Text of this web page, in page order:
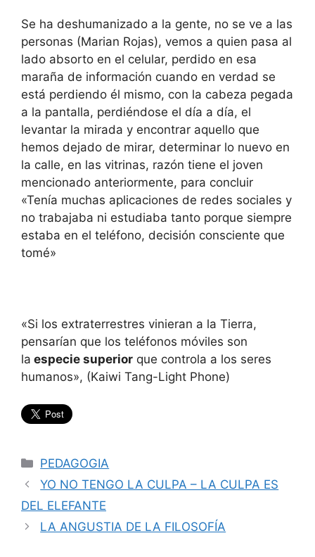
Se ha deshumanizado a la gente, no se ve a las
personas (Marian Rojas), vemos a quien pasa al
lado absorto en el celular, perdido en esa
maraña de información cuando en verdad se
está perdiendo él mismo, con la cabeza pegada
a la pantalla, perdiéndose el día a día, el
levantar la mirada y encontrar aquello que
hemos dejado de mirar, determinar lo nuevo en
la calle, en las vitrinas, razón tiene el joven
mencionado anteriormente, para concluir
«Tenía muchas aplicaciones de redes sociales y
no trabajaba ni estudiaba tanto porque siempre
estaba en el teléfono, decisión consciente que
tomé»
«Si los extraterrestres vinieran a la Tierra,
pensarían que los teléfonos móviles son
la especie superior que controla a los seres
humanos», (Kaiwi Tang-Light Phone)
Categorías
PEDAGOGIA
YO NO TENGO LA CULPA – LA CULPA ES
DEL ELEFANTE
LA ANGUSTIA DE LA FILOSOFÍA